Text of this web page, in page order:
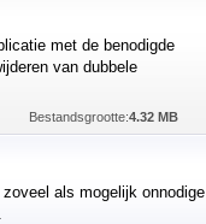
met de benodigde
van dubbele
Bestandsgrootte:4.32 MB
als mogelijk onnodige